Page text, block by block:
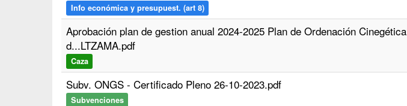
Info económica y presupuest. (art 8)
Aprobación plan de gestion anual 2024-2025 Plan de Ordenación Cinegética
d...LTZAMA.pdf
Caza
Subv. ONGS - Certificado Pleno 26-10-2023.pdf
Subvenciones